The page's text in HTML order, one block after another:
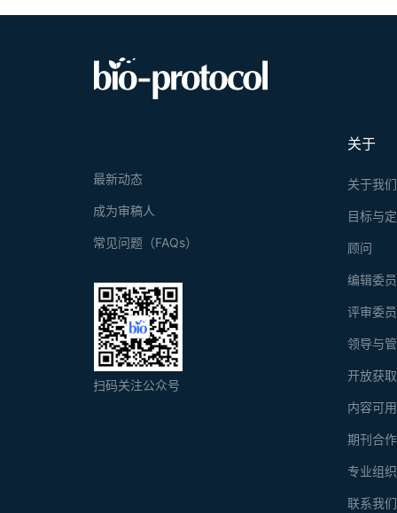
关于
关于我们
目标与
顾问
编辑委
评审委
领导与
开放获
内容可
期刊合
专业组
联系我们
最新动态
成为审稿人
常见问题（FAQs）
扫码关注公众号